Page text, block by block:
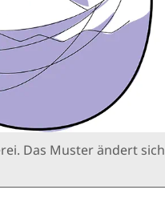
Das Muster ändert sich